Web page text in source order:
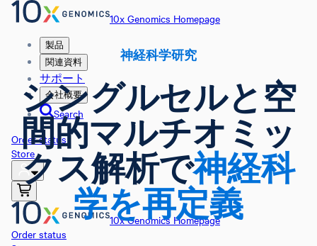
10x Genomics Homepage
製品
関連資料
サポート
会社概要
Search
Order status
Store
10x Genomics Homepage
Order status
神経科学研究
シングルセルと空
間的マルチオミッ
クス解析で神経科
学を再定義